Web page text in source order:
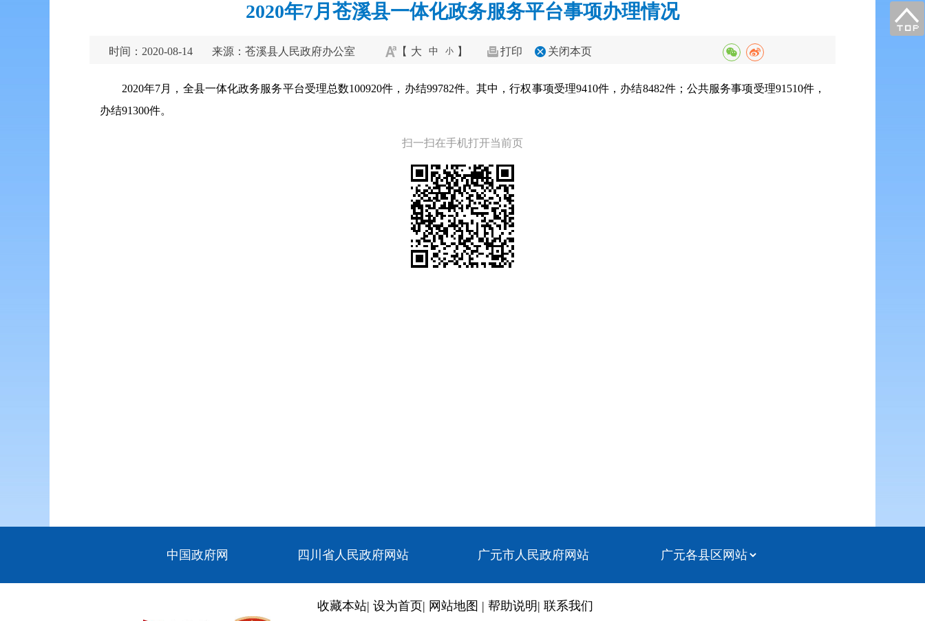
2020年7月苍溪县一体化政务服务平台事项办理情况
时间：2020-08-14 来源：苍溪县人民政府办公室 【 大 中 小 】 打印 关闭本页
2020年7月，全县一体化政务服务平台受理总数100920件，办结99782件。其中，行权事项受理9410件，办结8482件；公共服务事项受理91510件，
办结91300件。
扫一扫在手机打开当前页
中国政府网 四川省人民政府网站 广元市人民政府网站
收藏本站| 设为首页| 网站地图 | 帮助说明 | 联系我们